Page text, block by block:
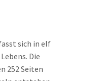
sich in elf
Die
252 Seiten